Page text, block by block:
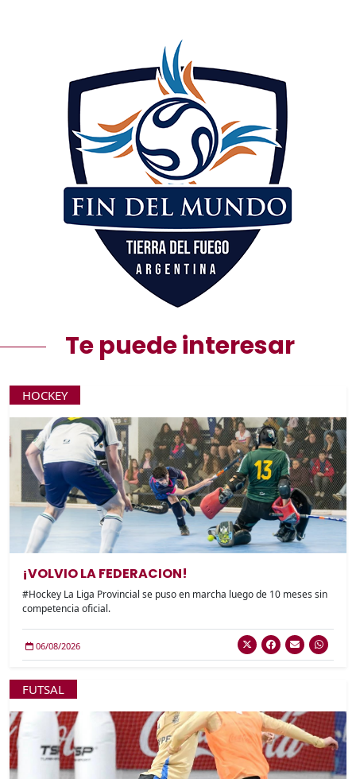
Te puede interesar
HOCKEY
¡VOLVIO LA FEDERACION!
#Hockey La Liga Provincial se puso en marcha luego de 10 meses sin
competencia oficial.
06/08/2026
FUTSAL